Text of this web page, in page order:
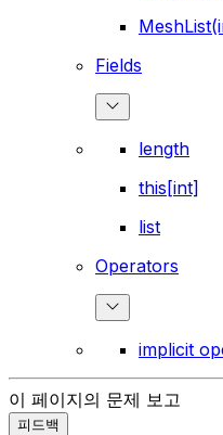
Fields
length
this[int]
list
Operators
implicit
이 페이지의 문제 보고
피드백